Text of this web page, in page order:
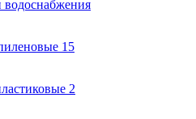
водоснабжения
15
2